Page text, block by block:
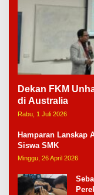
Dekan FKM
di Australia
Rabu, 1 Juli 2026
Hamparan Lanskap
Siswa SMK
Minggu, 26 April 2026